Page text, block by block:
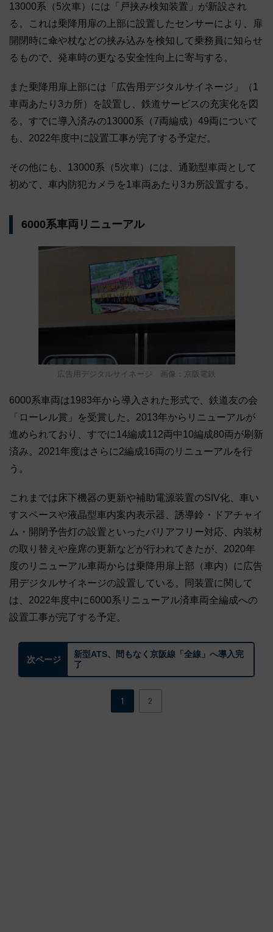
13000系（5次車）には「戸挟み検知装置」が新設され
る。これは乗降用扉の上部に設置したセンサーにより、扉
開閉時に傘や杖などの挟み込みを検知して乗務員に知らせ
るもので、発車時の更なる安全性向上に寄与する。
また乗降用扉上部には「広告用デジタルサイネージ」（1
車両あたり3カ所）を設置し、鉄道サービスの充実化を図
る。すでに導入済みの13000系（7両編成）49両について
も、2022年度中に設置工事が完了する予定だ。
その他にも、13000系（5次車）には、通勤型車両として
初めて、車内防犯カメラを1車両あたり3カ所設置する。
6000系車両リニューアル
広告用デジタルサイネージ 画像：京阪電鉄
6000系車両は1983年から導入された形式で、鉄道友の会
「ローレル賞」を受賞した。2013年からリニューアルが
進められており、すでに14編成112両中10編成80両が刷新
済み。2021年度はさらに2編成16両のリニューアルを行
う。
これまでは床下機器の更新や補助電源装置のSIV化、車い
すスペースや液晶型車内案内表示器、誘導鈴・ドアチャイ
ム・開閉予告灯の設置といったバリアフリー対応、内装材
の取り替えや座席の更新などが行われてきたが、2020年
度のリニューアル車両からは乗降用扉上部（車内）に広告
用デジタルサイネージの設置している。同装置に関して
は、2022年度中に6000系リニューアル済車両全編成への
設置工事が完了する予定。
次ページ
新型ATS、間もなく京阪線「全線」へ導入完
了
1 2